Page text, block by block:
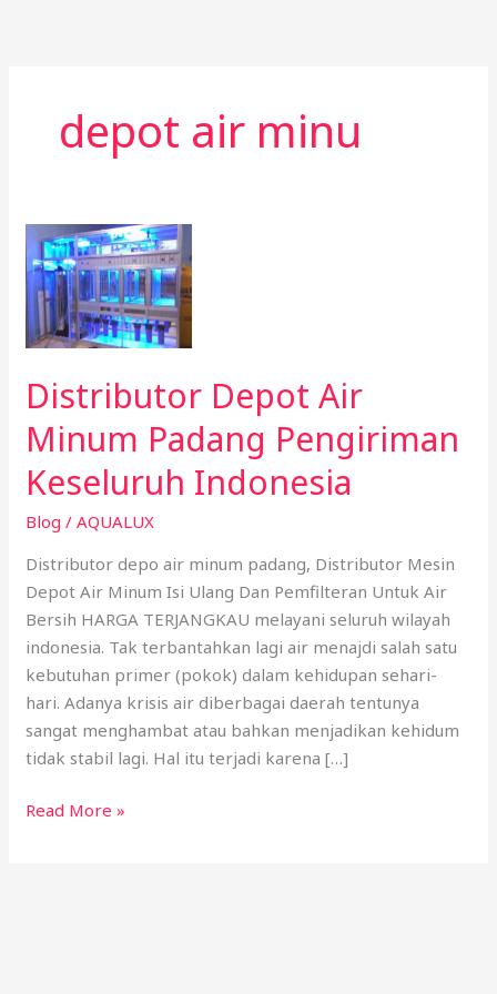
depot air minu
Distributor Depot Air
Minum Padang Pengiriman
Keseluruh Indonesia
Blog /AQUALUX
Distributor depo air minum padang, Distributor Mesin
Depot Air Minum Isi Ulang Dan Pemfilteran Untuk Air
Bersih HARGA TERJANGKAU melayani seluruh wilayah
indonesia. Tak terbantahkan lagi air menajdi salah satu
kebutuhan primer (pokok) dalam kehidupan sehari-
hari. Adanya krisis air diberbagai daerah tentunya
sangat menghambat atau bahkan menjadikan kehidum
tidak stabil lagi. Hal itu terjadi karena […]
Distributor
Depot
Air
Minum
Padang
Keseluruh
Indonesia
Read More »